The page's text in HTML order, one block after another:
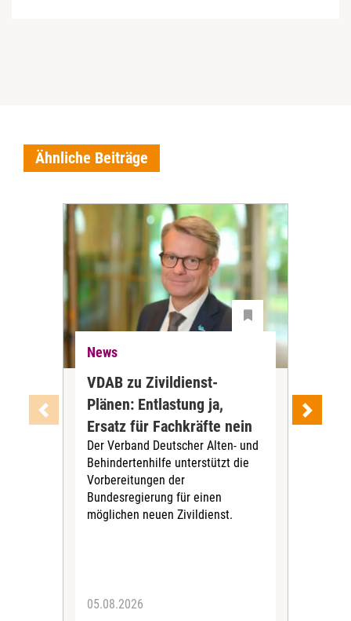
Ähnliche Beiträge
News
VDAB zu Zivildienst-
Plänen: Entlastung ja,
Ersatz für Fachkräfte nein
Der Verband Deutscher Alten- und
Behindertenhilfe unterstützt die
Vorbereitungen der
Bundesregierung für einen
möglichen neuen Zivildienst.
05.08.2026